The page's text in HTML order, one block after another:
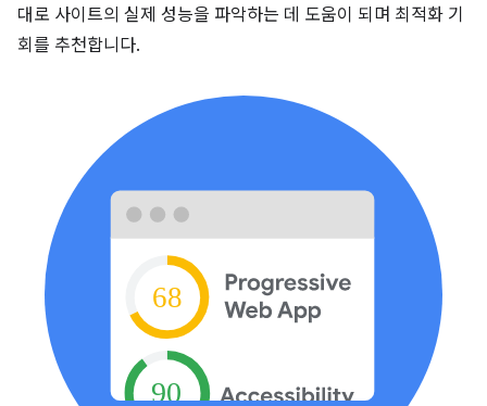
대로 사이트의 실제 성능을 파악하는 데 도움이 되며 최적화 기
회를 추천합니다.